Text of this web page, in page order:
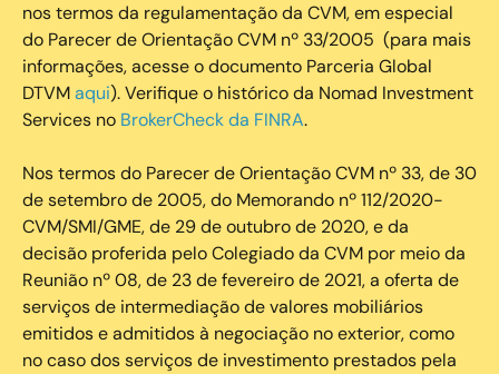
nos termos da regulamentação da CVM, em especial
do Parecer de Orientação CVM nº 33/2005 (para mais
informações, acesse o documento Parceria Global
DTVMaqui). Verifique o histórico da Nomad Investment
Services no BrokerCheck da FINRA.
Nos termos do Parecer de Orientação CVM nº 33, de 30
de setembro de 2005, do Memorando nº 112/2020-
CVM/SMI/GME, de 29 de outubro de 2020, e da
decisão proferida pelo Colegiado da CVM por meio da
Reunião nº 08, de 23 de fevereiro de 2021, a oferta de
serviços de intermediação de valores mobiliários
emitidos e admitidos à negociação no exterior, como
no caso dos serviços de investimento prestados pela